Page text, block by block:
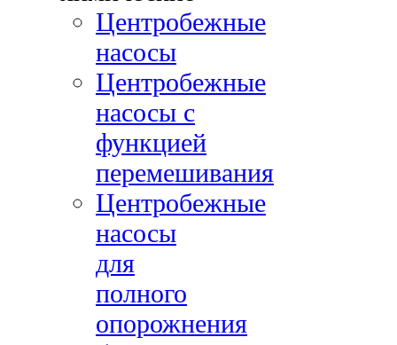
Центробежные
насосы
Центробежные
насосы с
функцией
перемешивания
Центробежные
насосы
для
полного
опорожнения